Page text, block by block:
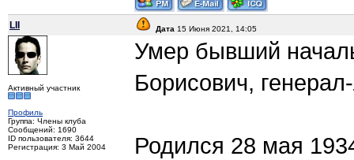
LII Дата 15 Июня 2021, 14:05
Активный участник
Профиль
Группа: Члены клуба
Сообщений: 1690
ID пользователя: 3644
Регистрация: 3 Май 2004
Умер бывший
Борисович,
Родился 28 мая